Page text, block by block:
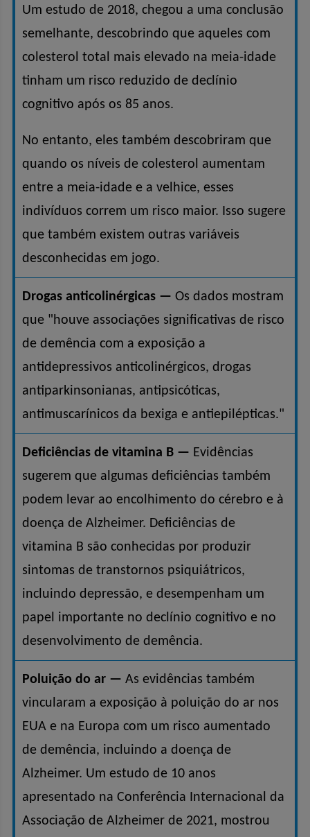
Um estudo de 2018, chegou a uma conclusão
semelhante, descobrindo que aqueles com
colesterol total mais elevado na meia-idade
tinham um risco reduzido de declínio
cognitivo após os 85 anos.
No entanto, eles também descobriram que
quando os níveis de colesterol aumentam
entre a meia-idade e a velhice, esses
indivíduos correm um risco maior. Isso sugere
que também existem outras variáveis ​​
desconhecidas em jogo.
Drogas anticolinérgicas — Os dados mostram
que "houve associações significativas de risco
de demência com a exposição a
antidepressivos anticolinérgicos, drogas
antiparkinsonianas, antipsicóticas,
antimuscarínicos da bexiga e antiepilépticas."
Deficiências de vitamina B — Evidências
sugerem que algumas deficiências também
podem levar ao encolhimento do cérebro e à
doença de Alzheimer. Deficiências de
vitamina B são conhecidas por produzir
sintomas de transtornos psiquiátricos,
incluindo depressão, e desempenham um
papel importante no declínio cognitivo e no
desenvolvimento de demência.
Poluição do ar — As evidências também
vincularam a exposição à poluição do ar nos
EUA e na Europa com um risco aumentado
de demência, incluindo a doença de
Alzheimer. Um estudo de 10 anos
apresentado na Conferência Internacional da
Associação de Alzheimer de 2021, mostrou